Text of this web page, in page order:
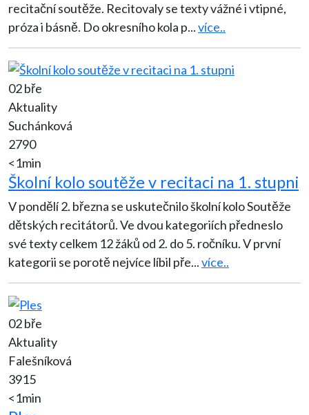
recitační soutěže. Recitovaly se texty vážné i vtipné,
próza i básně. Do okresního kola p...více..
02 bře
Aktuality
Suchánková
2790
<1min
Školní kolo soutěže v recitaci na 1. stupni
V pondělí 2. března se uskutečnilo školní kolo Soutěže
dětských recitátorů. Ve dvou kategoriích předneslo
své texty celkem 12 žáků od 2. do 5. ročníku. V první
kategorii se porotě nejvíce líbil pře...více..
02 bře
Aktuality
Falešníková
3915
<1min